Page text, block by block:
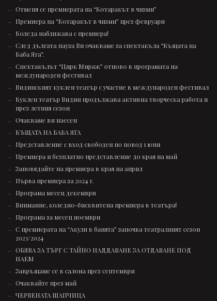
Отменя се премиерата на “Котаракът в чизми”
Премиера на “Котаракът в чизми” през февруари
Коледа наближава с премиера!
След дългата пауза Ви очакваме за спектакъла “Къщата на
Баба Яга”.
Спектакълът “Цирк Мираж” отново в програмата на
международен фестивал
Видинският куклен театър с участие в международен фестивал
Куклен театър Видин продължава активна творческа работа и
през летния сезон
Очакваме ви наесен
КЪЩАТА НА БАБА ЯГА
Представление с вход свободен по повод 1 юни
Премиера и безплатно представление до края на май
Заповядайте на премиера в края на април
Първа премиера за 2024 г.
Програма месец декември
Внимание, коледно-бисквитена премиера в театъра!
Програма за месец ноември
С премиерата на “Акули в банята” започва театралният сезон
2023/2024
ОБЯВА ЗА ТЪРГ С ТАЙНО НАДДАВАНЕ ЗА ОТДАВАНЕ ПОД
НАЕМ
Завръщаме се в салона през септември
Очаквайте през май
ЧЕРВЕНАТА ШАПЧИЦА